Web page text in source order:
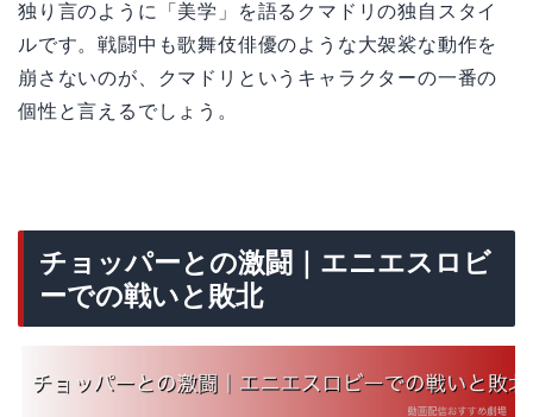
独り言のように「美学」を語るクマドリの独自スタイ
ルです。戦闘中も歌舞伎俳優のような大袈裟な動作を
崩さないのが、クマドリというキャラクターの一番の
個性と言えるでしょう。
チョッパーとの激闘｜エニエスロビ
ーでの戦いと敗北